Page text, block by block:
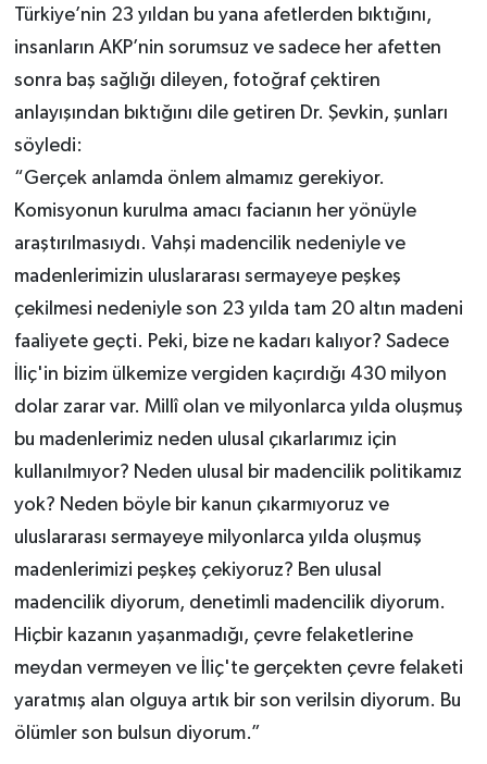
Türkiye’nin 23 yıldan bu yana afetlerden bıktığını,
insanların AKP’nin sorumsuz ve sadece her afetten
sonra baş sağlığı dileyen, fotoğraf çektiren
anlayışından bıktığını dile getiren Dr. Şevkin, şunları
söyledi:
“Gerçek anlamda önlem almamız gerekiyor.
Komisyonun kurulma amacı facianın her yönüyle
araştırılmasıydı. Vahşi madencilik nedeniyle ve
madenlerimizin uluslararası sermayeye peşkeş
çekilmesi nedeniyle son 23 yılda tam 20 altın madeni
faaliyete geçti. Peki, bize ne kadarı kalıyor? Sadece
İliç'in bizim ülkemize vergiden kaçırdığı 430 milyon
dolar zarar var. Millî olan ve milyonlarca yılda oluşmuş
bu madenlerimiz neden ulusal çıkarlarımız için
kullanılmıyor? Neden ulusal bir madencilik politikamız
yok? Neden böyle bir kanun çıkarmıyoruz ve
uluslararası sermayeye milyonlarca yılda oluşmuş
madenlerimizi peşkeş çekiyoruz? Ben ulusal
madencilik diyorum, denetimli madencilik diyorum.
Hiçbir kazanın yaşanmadığı, çevre felaketlerine
meydan vermeyen ve İliç'te gerçekten çevre felaketi
yaratmış alan olguya artık bir son verilsin diyorum. Bu
ölümler son bulsun diyorum.”